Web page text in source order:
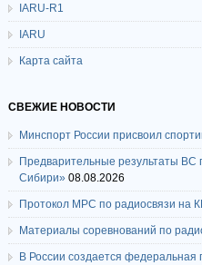
IARU-R1
IARU
Карта сайта
СВЕЖИЕ НОВОСТИ
Минспорт России присвоил
Предварительные результаты ВС
Сибири» 08.08.2026
Протокол МРС по радиосвязи на
Материалы соревнований по
В России создается